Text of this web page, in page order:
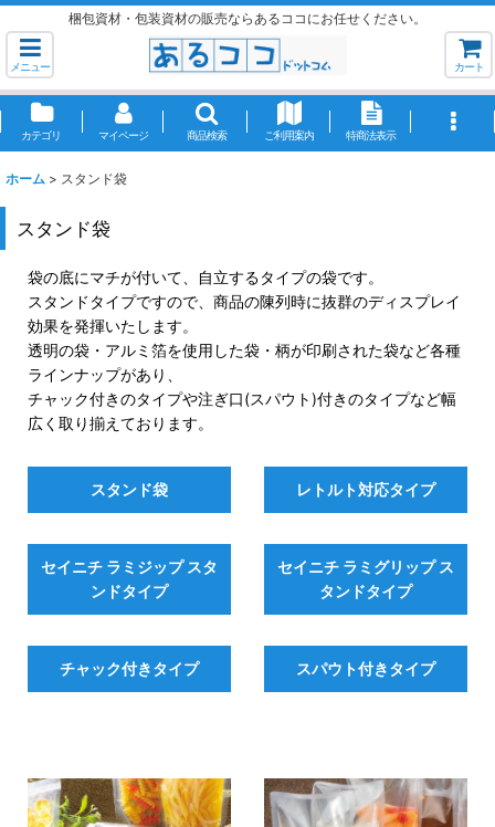
梱包資材・包装資材の販売ならあるココにお任せください。
メニュー カート
カテゴリ マイページ 商品検索 ご利用案内 特商法表示
ホーム > スタンド袋
スタンド袋
袋の底にマチが付いて、自立するタイプの袋です。
スタンドタイプですので、商品の陳列時に抜群のディスプレイ
効果を発揮いたします。
透明の袋・アルミ箔を使用した袋・柄が印刷された袋など各種
ラインナップがあり、
チャック付きのタイプや注ぎ口(スパウト)付きのタイプなど幅
広く取り揃えております。
スタンド袋 レトルト対応タイプ
セイニチ ラミジップ スタ
ンドタイプ
セイニチ ラミグリップ ス
タンドタイプ
チャック付きタイプ スパウト付きタイプ